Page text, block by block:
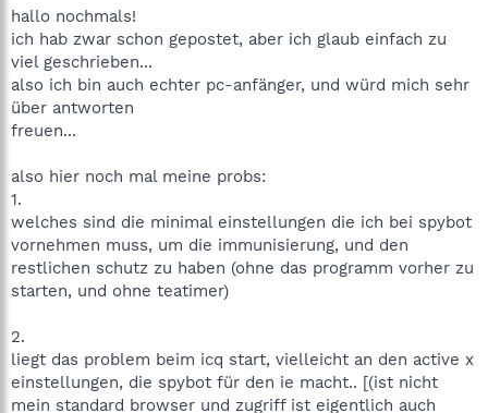
t
r
hallo nochmals!
ich hab zwar schon gepostet, aber ich glaub einfach zu
viel geschrieben...
also ich bin auch echter pc-anfänger, und würd mich sehr
über antworten
freuen...
also hier noch mal meine probs:
1.
welches sind die minimal einstellungen die ich bei spybot
vornehmen muss, um die immunisierung, und den
restlichen schutz zu haben (ohne das programm vorher zu
starten, und ohne teatimer)
2.
liegt das problem beim icq start, vielleicht an den active x
einstellungen, die spybot für den ie macht.. [(ist nicht
mein standard browser und zugriff ist eigentlich auch